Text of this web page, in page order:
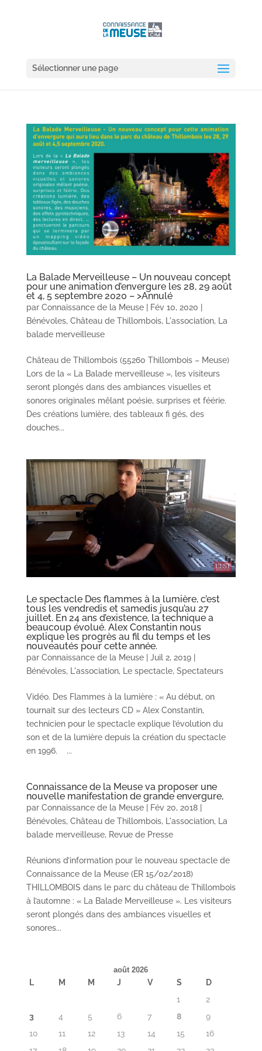
Sélectionner une page
La Balade Merveilleuse – Un nouveau concept
pour une animation d’envergure les 28, 29 août
et 4, 5 septembre 2020 – >Annulé
par Connaissance de la Meuse| Fév 10, 2020
Bénévoles, Château de Thillombois, L'association, La
balade merveilleuse
Château de Thillombois (55260 Thillombois – Meuse)
Lors de la « La Balade merveilleuse », les visiteurs
seront plongés dans des ambiances visuelles et
sonores originales mêlant poésie, surprises et féérie.
Des créations lumière, des tableaux fi gés, des
douches...
Le spectacle Des flammes à la lumière, c’est
tous les vendredis et samedis jusqu’au 27
juillet. En 24 ans d’existence, la technique a
beaucoup évolué. Alex Constantin nous
explique les progrès au fil du temps et les
nouveautés pour cette année.
par Connaissance de la Meuse| Juil 2, 2019|
Bénévoles, L'association, Le spectacle, Spectateurs
Vidéo. Des Flammes à la lumière : « Au début, on
tournait sur des lecteurs CD » Alex Constantin,
technicien pour le spectacle explique l’évolution du
son et de la lumière depuis la création du spectacle
en 1996. ...
Connaissance de la Meuse va proposer une
nouvelle manifestation de grande envergure,
par Connaissance de la Meuse| Fév 20, 2018|
Bénévoles, Château de Thillombois, L'association,
La
balade merveilleuse, Revue de Presse
Réunions d’information pour le nouveau spectacle de
Connaissance de la Meuse (ER 15/02/2018)
THILLOMBOIS dans le parc du château de Thillombois
à l’automne : « La Balade Merveilleuse ». Les visiteurs
seront plongés dans des ambiances visuelles et
sonores...
août 2026
L M M J V S
D
1
2
3
4 5 6 7 8
9
10
11 12 13 14 15
16